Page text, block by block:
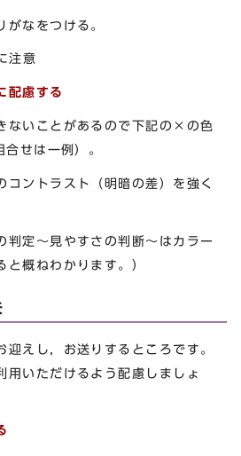
がなをつける。
注意
配慮する
ないことがあるので下記の×の色
せは一例）。
コントラスト（明暗の差）を強く
判定～見やすさの判断～はカラー
と概ねわかります。）
えし，お送りするところです。
用いただけるよう配慮しましょ